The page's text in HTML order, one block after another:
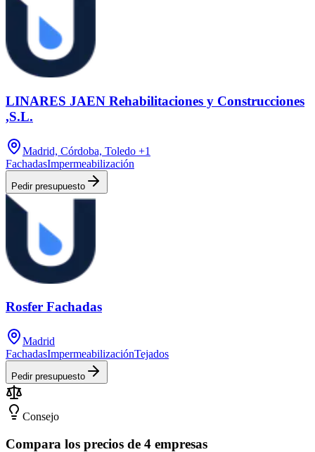
LINARES JAEN Rehabilitaciones y Construcciones
,S.L.
Madrid, Córdoba, Toledo +1
FachadasImpermeabilización
Pedir presupuesto
Rosfer Fachadas
Madrid
FachadasImpermeabilizaciónTejados
Pedir presupuesto
Consejo
Compara los precios de 4 empresas